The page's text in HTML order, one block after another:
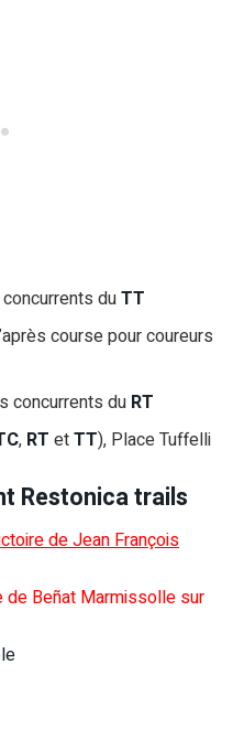
duTT
course pour coureurs
concurrents du RT
, RT etTT), Place Tuffelli
Restonica trails
de Jean François
de Beñat Marmissolle sur